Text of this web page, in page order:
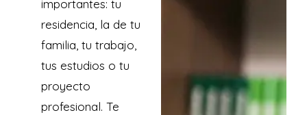
importantes: tu
residencia, la de tu
familia, tu trabajo,
tus estudios o tu
proyecto
profesional. Te